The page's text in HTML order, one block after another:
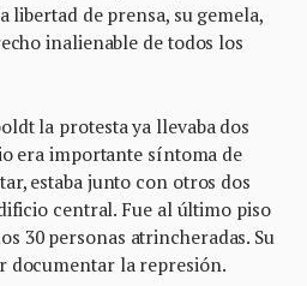
libertad de prensa, su gemela,
inalienable de todos los
la protesta ya llevaba dos
era importante síntoma de
estaba junto con otros dos
central. Fue al último piso
30 personas atrincheradas. Su
documentar la represión.